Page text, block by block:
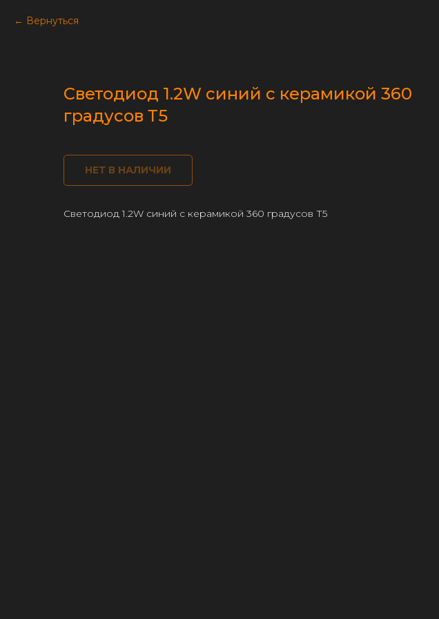
Вернуться
Светодиод 1.2W синий с керамикой 360
градусов Т5
НЕТ В НАЛИЧИИ
Светодиод 1.2W синий с керамикой 360 градусов Т5